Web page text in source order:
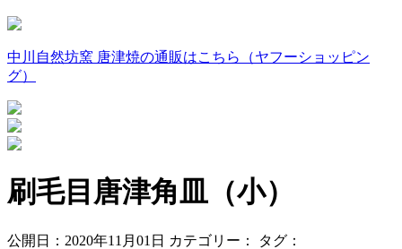
中川自然坊窯 唐津焼の通販はこちら（ヤフーショッピン
グ）
刷毛目唐津角皿（小）
公開日：2020年11月01日 カテゴリー： タグ：